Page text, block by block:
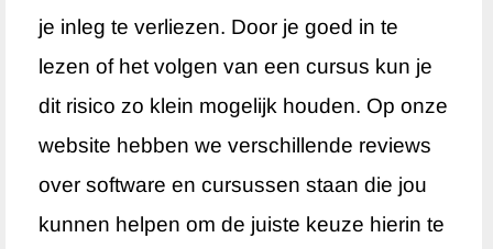
je inleg te verliezen. Door je goed in te
lezen of het volgen van een cursus kun je
dit risico zo klein mogelijk houden. Op onze
website hebben we verschillende reviews
over software en cursussen staan die jou
kunnen helpen om de juiste keuze hierin te